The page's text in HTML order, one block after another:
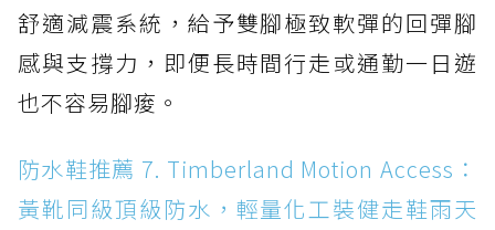
舒適減震系統，給予雙腳極致軟彈的回彈腳
感與支撐力，即便長時間行走或通勤一日遊
也不容易腳痠。
防水鞋推薦 7. Timberland Motion Access：
黃靴同級頂級防水，輕量化工裝健走鞋雨天